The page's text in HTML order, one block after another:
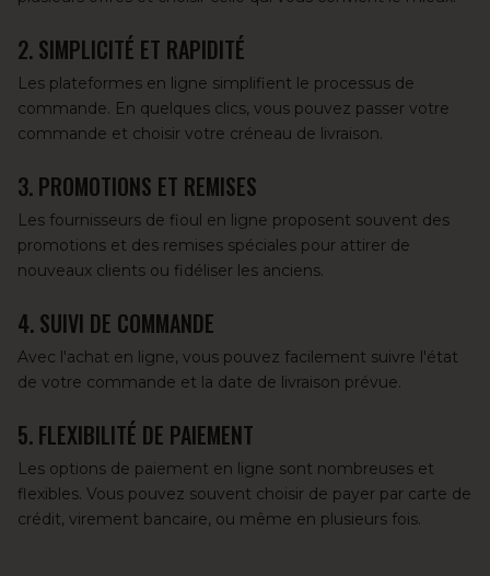
2. SIMPLICITÉ ET RAPIDITÉ
Les plateformes en ligne simplifient le processus de
commande. En quelques clics, vous pouvez passer votre
commande et choisir votre créneau de livraison.
3. PROMOTIONS ET REMISES
Les fournisseurs de fioul en ligne proposent souvent des
promotions et des remises spéciales pour attirer de
nouveaux clients ou fidéliser les anciens.
4. SUIVI DE COMMANDE
Avec l'achat en ligne, vous pouvez facilement suivre l'état
de votre commande et la date de livraison prévue.
5. FLEXIBILITÉ DE PAIEMENT
Les options de paiement en ligne sont nombreuses et
flexibles. Vous pouvez souvent choisir de payer par carte de
crédit, virement bancaire, ou même en plusieurs fois.